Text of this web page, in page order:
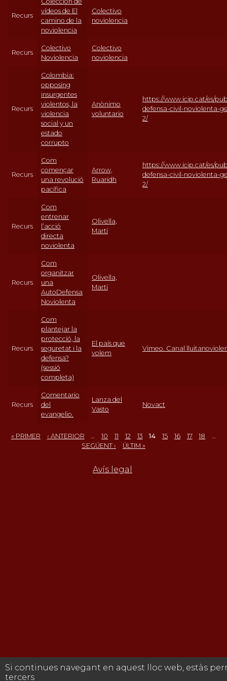
Recurs
vídeos de El
camino de la
noviolencia
Colectivo
noviolencia
Recurs
Colectivo
Noviolencia
Colectivo
noviolencia
Recurs
Colombia:
opposing
insurgentes
violentos, la
violencia
social y un
estado
corrupto
Anònimo
voluntario
https://www.icip.cat/es/
defensa-civil-noviolenta-
2/
Recurs
Com
començar
una revolució
pacífica
Arrow,
Ruaridh
https://www.icip.cat/es/
defensa-civil-noviolenta-
2/
Recurs
Com
entrenar
l’acció
directa
noviolenta
Olivella,
Martí
Recurs
Com
organitzar
una
AutoDefensa
Noviolenta
Olivella,
Martí
Recurs
Com
plantejar la
protecció, la
seguretat i la
defensa?
(sessió
completa)
El país que
volem
Vimeo. Canal
Recurs
Comentario
del
evangelio.
Lanza del
Vasto
Novact
« PRIMER ‹ ANTERIOR … 10 11 12 13 14 15 16 17 18
…
SEGÜENT ›
ÚLTIM »
Avís legal
Si continues navegant en aquest lloc web, estàs
tercers